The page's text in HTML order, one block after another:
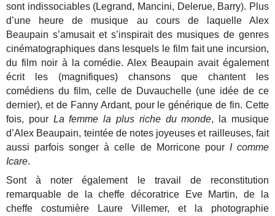
sont indissociables (Legrand, Mancini, Delerue, Barry). Plus
d’une heure de musique au cours de laquelle Alex
Beaupain s’amusait et s’inspirait des musiques de genres
cinématographiques dans lesquels le film fait une incursion,
du film noir à la comédie. Alex Beaupain avait également
écrit les (magnifiques) chansons que chantent les
comédiens du film, celle de Duvauchelle (une idée de ce
dernier), et de Fanny Ardant, pour le générique de fin. Cette
fois, pour La femme la plus riche du monde, la musique
d’Alex Beaupain, teintée de notes joyeuses et railleuses, fait
aussi parfois songer à celle de Morricone pourI comme
Icare.
Sont à noter également le travail de reconstitution
remarquable de la cheffe décoratrice Eve Martin, de la
cheffe costumière Laure Villemer, et la photographie